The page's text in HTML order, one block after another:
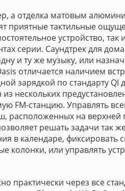
а отделка матовым
приятные тактильные
устройство, так
серии. Саундтрек для
и ту же музыку, или
отличается наличием
зарядкой по стандарту QI
нескольких
FM-станцию. Управлять
расположенных на верхней
решать задачи так
в календаре, фиксировать
колонки, или управлять
практически через все